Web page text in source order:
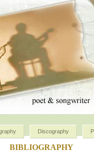
Discography
BIBLIOGRAPHY